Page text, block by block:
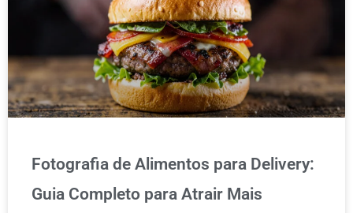
Fotografia de Alimentos para Delivery:
Guia Completo para Atrair Mais